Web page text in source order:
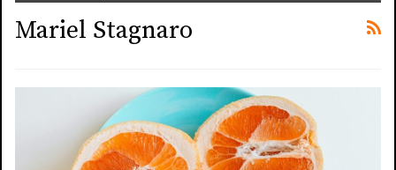
Mariel Stagnaro